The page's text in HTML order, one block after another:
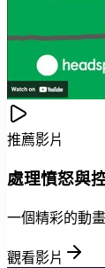
推薦影片
處理憤怒與
一個精彩的動
觀看影片